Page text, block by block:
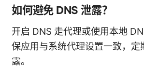
如何避免 DNS 泄露？
开启 DNS 走代理或使用本地
保应用与系统代理设置一致，定
露。